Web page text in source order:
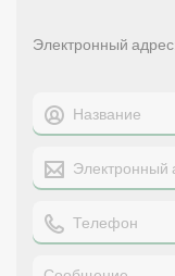
Электронный адрес